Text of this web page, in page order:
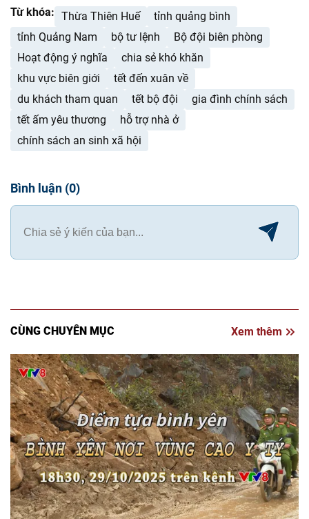
Từ khóa: Thừa Thiên Huế
tỉnh quảng bình
tỉnh Quảng Nam
bộ tư lệnh
Bộ đội biên phòng
Hoạt động ý nghĩa
chia sẻ khó khăn
khu vực biên giới
tết đến xuân về
du khách tham quan
tết bộ đội
gia đình chính sách
tết ấm yêu thương
hỗ trợ nhà ở
chính sách an sinh xã hội
Bình luận (0)
CÙNG CHUYÊN MỤC Xem thêm